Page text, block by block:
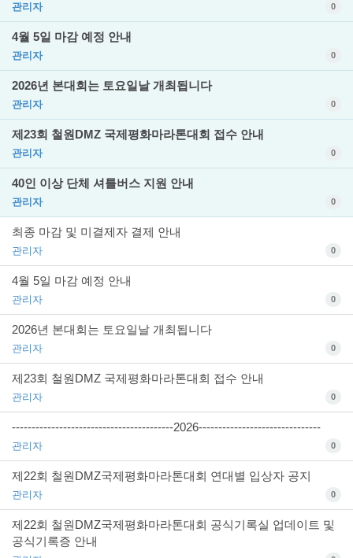
관리자 0
4월 5일 마감 예정 안내
관리자 0
2026년 본대회는 토요일날 개최됩니다
관리자 0
제23회 철원DMZ 국제평화마라톤대회 접수 안내
관리자 0
40인 이상 단체 셔틀버스 지원 안내
관리자 0
최종 마감 및 미결제자 결제 안내
관리자 0
4월 5일 마감 예정 안내
관리자 0
2026년 본대회는 토요일날 개최됩니다
관리자 0
제23회 철원DMZ 국제평화마라톤대회 접수 안내
관리자 0
-----------------------------------------2026-------------------------------
관리자 0
제22회 철원DMZ국제평화마라톤대회 연대별 입상자 공지
관리자 0
제22회 철원DMZ국제평화마라톤대회 공식기록실 업데이트 및
공식기록증 안내